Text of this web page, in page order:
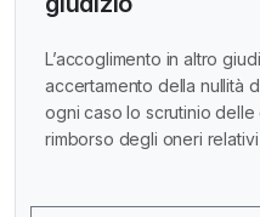
L’accoglimento in altro
accertamento della nullità
ogni caso lo scrutinio
rimborso degli oneri relativi